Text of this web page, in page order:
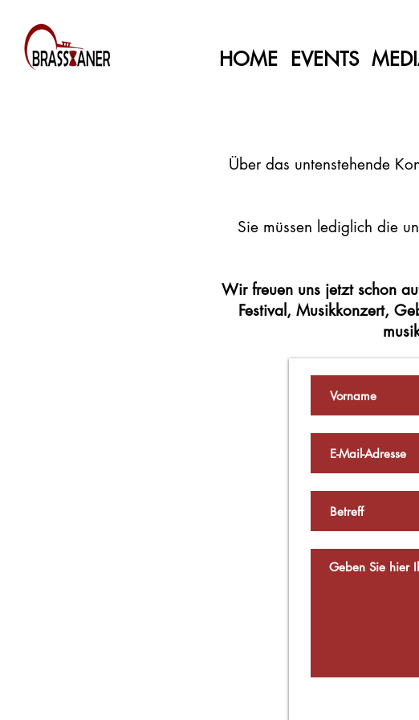
HOME EVENTS
Über das untenstehende
Sie müssen lediglich die
Wir freuen uns jetzt schon
Festival, Musikkonzert,